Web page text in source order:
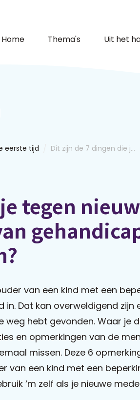
Home Thema's Uit het
eerste tijd Dit zijn de 7 dingen die j...
tegen
van een kind met een
in. Dat kan overweldigend zijn
weg hebt gevonden. Waar je
en opmerkingen van de
missen. Deze 6
van een kind met een
‘m zelf als je nieuwe